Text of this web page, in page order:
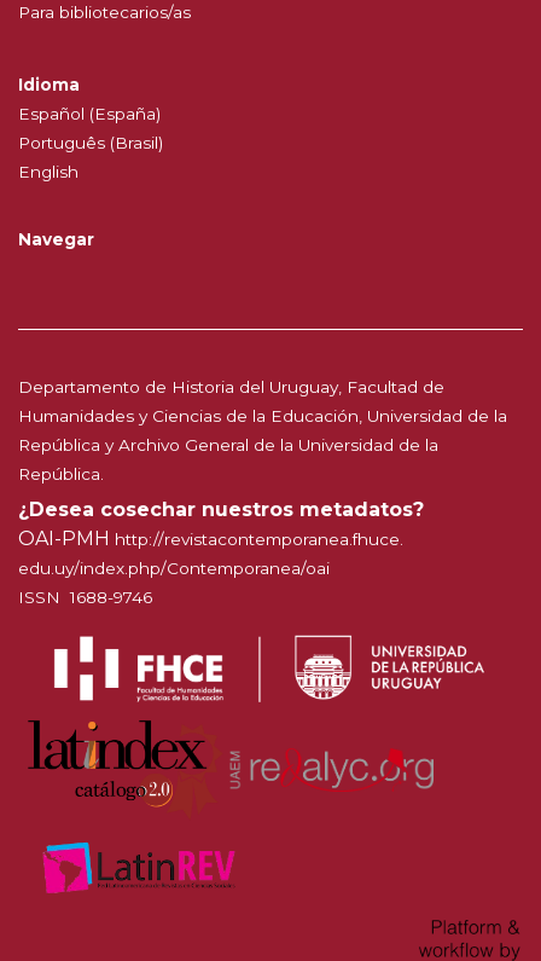
Para bibliotecarios/as
Idioma
Español (España)
Português (Brasil)
English
Navegar
Departamento de Historia del Uruguay, Facultad de
Humanidades y Ciencias de la Educación, Universidad de la
República y Archivo General de la Universidad de la
República.
¿Desea cosechar nuestros metadatos?
OAI-PMH http://revistacontemporanea.fhuce.
edu.uy/index.php/Contemporanea/oai
ISSN 1688-9746